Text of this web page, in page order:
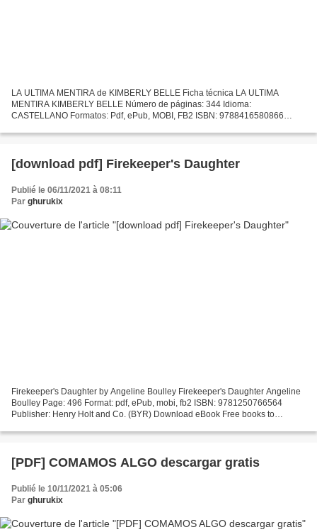
LA ULTIMA MENTIRA de KIMBERLY BELLE Ficha técnica LA ULTIMA
MENTIRA KIMBERLY BELLE Número de páginas: 344 Idioma:
CASTELLANO Formatos: Pdf, ePub, MOBI, FB2 ISBN: 9788416580866
Descargas de...
[download pdf] Firekeeper's Daughter
Publié le 06/11/2021 à 08:11
Par ghurukix
Firekeeper's Daughter by Angeline Boulley Firekeeper's Daughter Angeline
Boulley Page: 496 Format: pdf, ePub, mobi, fb2 ISBN: 9781250766564
Publisher: Henry Holt and Co. (BYR) Download eBook Free books to
[PDF] COMAMOS ALGO descargar gratis
Publié le 10/11/2021 à 05:06
Par ghurukix